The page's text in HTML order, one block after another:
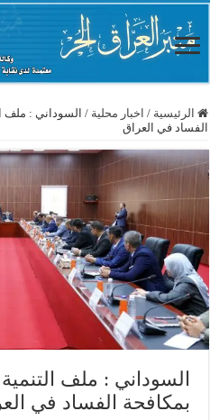
الرئيسية / اخبار محلية / السوداني : ملف
الفساد في العراق
السوداني : ملف
بمكافحة الفساد في